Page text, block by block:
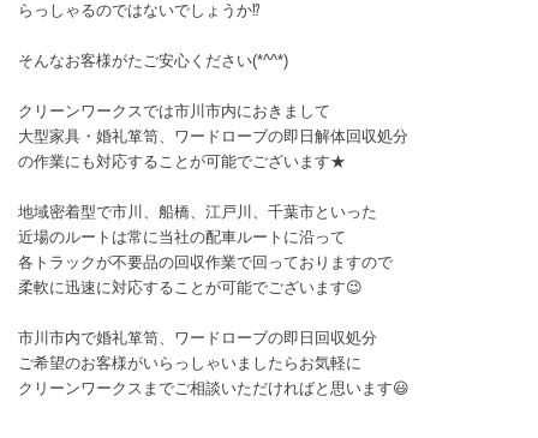
らっしゃるのではないでしょうか⁉️
そんなお客様がたご安心ください(*^^*)
クリーンワークスでは市川市内におきまして
大型家具・婚礼箪笥、ワードローブの即日解体回収処分
の作業にも対応することが可能でございます★
地域密着型で市川、船橋、江戸川、千葉市といった
近場のルートは常に当社の配車ルートに沿って
各トラックが不要品の回収作業で回っておりますので
柔軟に迅速に対応することが可能でございます😉
市川市内で婚礼箪笥、ワードローブの即日回収処分
ご希望のお客様がいらっしゃいましたらお気軽に
クリーンワークスまでご相談いただければと思います😃